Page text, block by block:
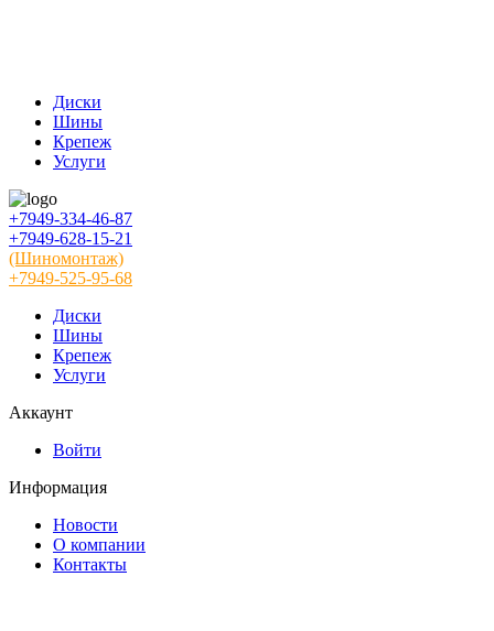
Диски
Шины
Крепеж
Услуги
+7949-334-46-87
+7949-628-15-21
(Шиномонтаж)
+7949-525-95-68
Диски
Шины
Крепеж
Услуги
Аккаунт
Войти
Информация
Новости
О компании
Контакты